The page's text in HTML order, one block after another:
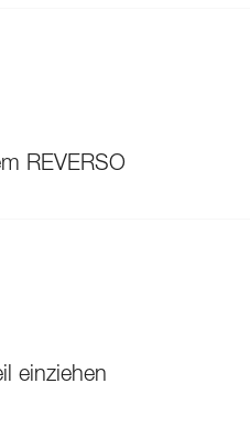
REVERSO
einziehen